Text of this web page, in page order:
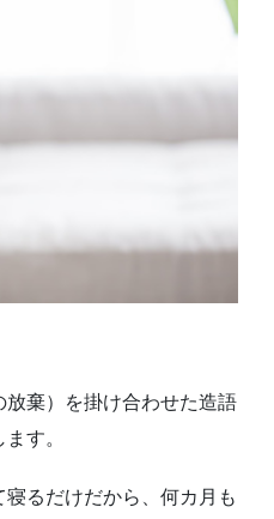
棄）を掛け合わせた造語
す。
るだけだから、何カ月も